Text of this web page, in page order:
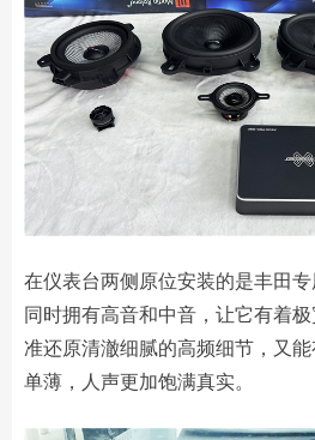
在仪表台两侧原位安装的是丰田专
同时拥有高音和中音，让它有着
准还原清澈细腻的高频细节，又
单薄，人声更加饱满真实。